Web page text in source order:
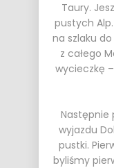
Taury.
pustych
na szlaku
z całego
wycieczkę
Następnie
wyjazdu
pustki.
byliśmy